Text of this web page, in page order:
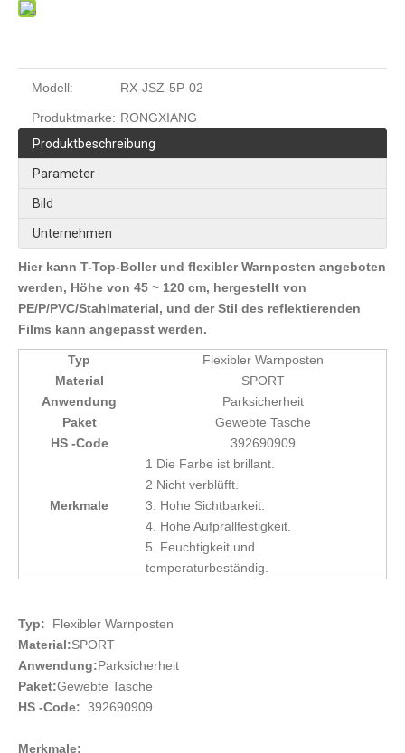
Modell: RX-JSZ-5P-02
Produktmarke: RONGXIANG
Produktbeschreibung
Parameter
Bild
Unternehmen
Hier kann T-Top-Boller und flexibler Warnposten angeboten
werden, Höhe von 45 ~ 120 cm, hergestellt von
PE/P/PVC/Stahlmaterial, und der Stil des reflektierenden
Films kann angepasst werden.
Typ
Flexibler Warnposten
Material
SPORT
Anwendung
Parksicherheit
Paket
Gewebte Tasche
HS -Code
392690909
Merkmale
1 Die Farbe ist brillant.
2 Nicht verblüfft.
3. Hohe Sichtbarkeit.
4. Hohe Aufprallfestigkeit.
5. Feuchtigkeit und
temperaturbeständig.
Typ: Flexibler Warnposten
Material:SPORT
Anwendung:Parksicherheit
Paket:Gewebte Tasche
HS -Code: 392690909
Merkmale: